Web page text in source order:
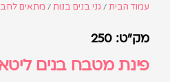
עמוד הבית / גני בנים בנות / מתאים
מק"ט: 250
פינת מטבח בנים